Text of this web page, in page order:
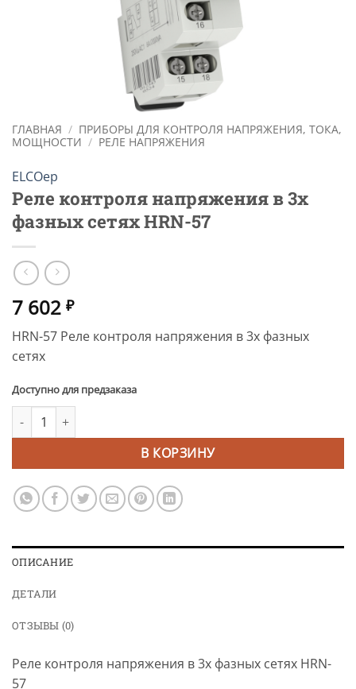
ГЛАВНАЯ / ПРИБОРЫ ДЛЯ КОНТРОЛЯ НАПРЯЖЕНИЯ, ТОКА,
МОЩНОСТИ / РЕЛЕ НАПРЯЖЕНИЯ
ELCOep
Реле контроля напряжения в 3х
фазных сетях HRN-57
7 602 ₽
HRN-57 Реле контроля напряжения в 3х фазных
сетях
Доступно для предзаказа
Количество товара Реле контроля напряжения в 3х фазных
В КОРЗИНУ
Alternative:
ОПИСАНИЕ
ДЕТАЛИ
ОТЗЫВЫ (0)
Реле контроля напряжения в 3х фазных сетях HRN-
57